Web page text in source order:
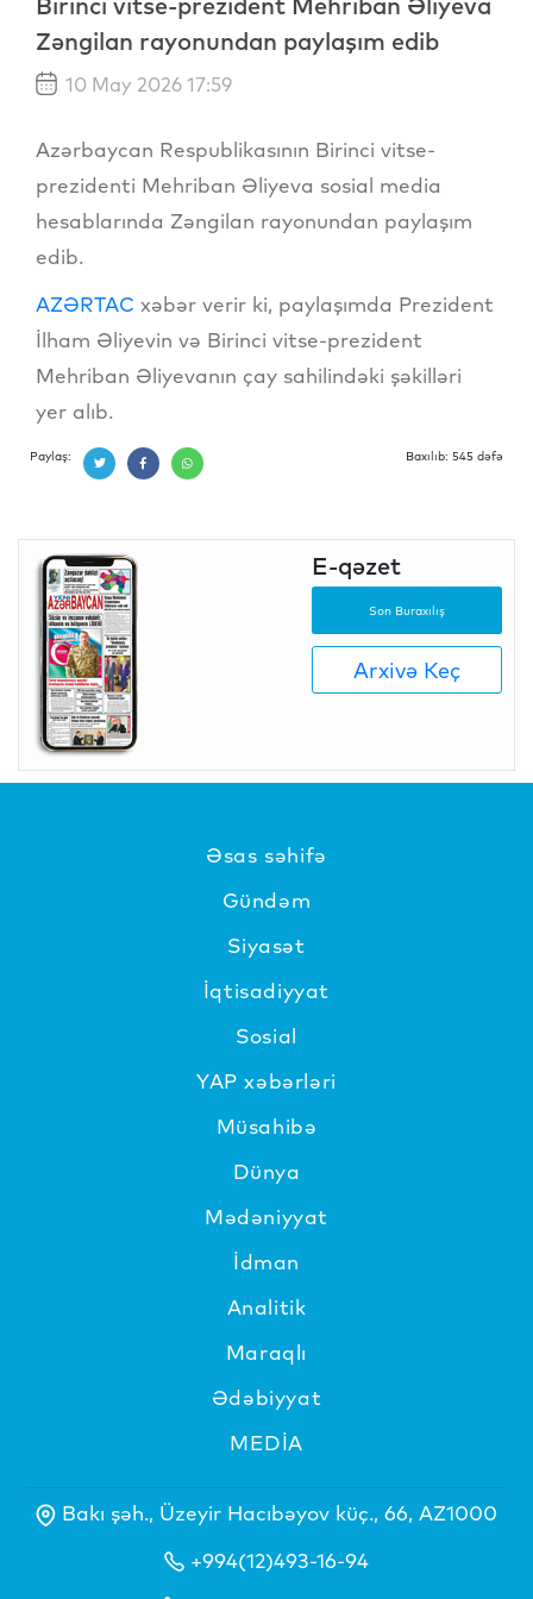
Zəngilan rayonundan paylaşım edib
10 May 2026 17:59
Azərbaycan Respublikasının Birinci vitse-
prezidenti Mehriban Əliyeva sosial media
hesablarında Zəngilan rayonundan paylaşım
edib.
AZƏRTAC xəbər verir ki, paylaşımda Prezident
İlham Əliyevin və Birinci vitse-prezident
Mehriban Əliyevanın çay sahilindəki şəkilləri
yer alıb.
Paylaş: Baxılıb: 545 dəfə
E-qəzet
Son Buraxılış
Arxivə Keç
Əsas səhifə
Gündəm
Siyasət
İqtisadiyyat
Sosial
YAP xəbərləri
Müsahibə
Dünya
Mədəniyyat
İdman
Analitik
Maraqlı
Ədəbiyyat
MEDİA
Bakı şəh., Üzeyir Hacıbəyov küç., 66, AZ1000
+994(12)493-16-94